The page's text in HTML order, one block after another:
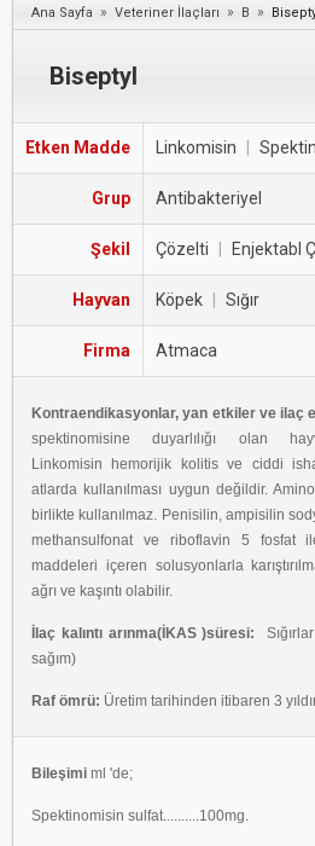
Ana Sayfa » Veteriner İlaçları » B »
Biseptyl
Etken Madde Linkomisin
Grup Antibakteriyel
Şekil Çözelti Enjektabl
Hayvan Köpek Sığır
Firma Atmaca
Kontraendikasyonlar, yan etkiler ve ilaç
spektinomisine duyarlılığı olan
Linkomisin hemorijik kolitis ve ciddi
atlarda kullanılması uygun değildir.
birlikte kullanılmaz. Penisilin, ampisilin
methansulfonat ve riboflavin 5 fosfat
maddeleri içeren solusyonlarla
ağrı ve kaşıntı olabilir.
İlaç kalıntı arınma(İKAS )süresi:
sağım)
Raf ömrü: Üretim tarihinden itibaren 3
Bileşimi ml 'de;
Spektinomisin sulfat..........100mg.